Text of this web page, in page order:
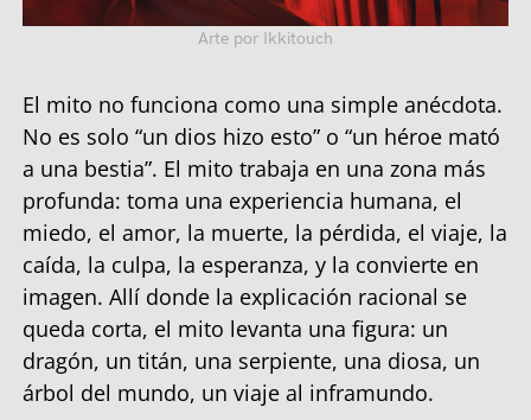
Arte por Ikkitouch
El mito no funciona como una simple anécdota.
No es solo “un dios hizo esto” o “un héroe mató
a una bestia”. El mito trabaja en una zona más
profunda: toma una experiencia humana, el
miedo, el amor, la muerte, la pérdida, el viaje, la
caída, la culpa, la esperanza, y la convierte en
imagen. Allí donde la explicación racional se
queda corta, el mito levanta una figura: un
dragón, un titán, una serpiente, una diosa, un
árbol del mundo, un viaje al inframundo.